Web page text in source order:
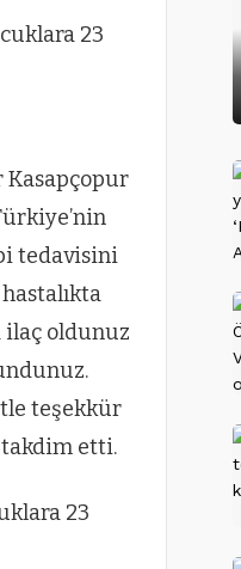
Kasapçopur
tedavisini
ilaç oldunuz
teşekkür
etti.